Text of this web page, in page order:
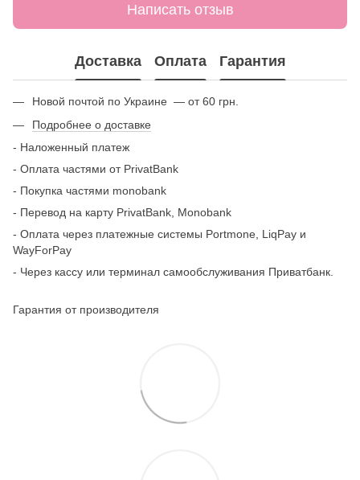
Написать отзыв
Доставка Оплата Гарантия
Новой почтой по Украине — от 60 грн.
Подробнее о доставке
- Наложенный платеж
- Оплата частями от PrivatBank
- Покупка частями monobank
- Перевод на карту PrivatBank, Monobank
- Оплата через платежные системы Portmone, LiqPay и
WayForPay
- Через кассу или терминал самообслуживания Приватбанк.
Гарантия от производителя